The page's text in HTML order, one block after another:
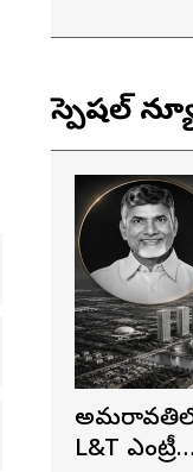
స్పెషల్
అమరావతిలో
L&T